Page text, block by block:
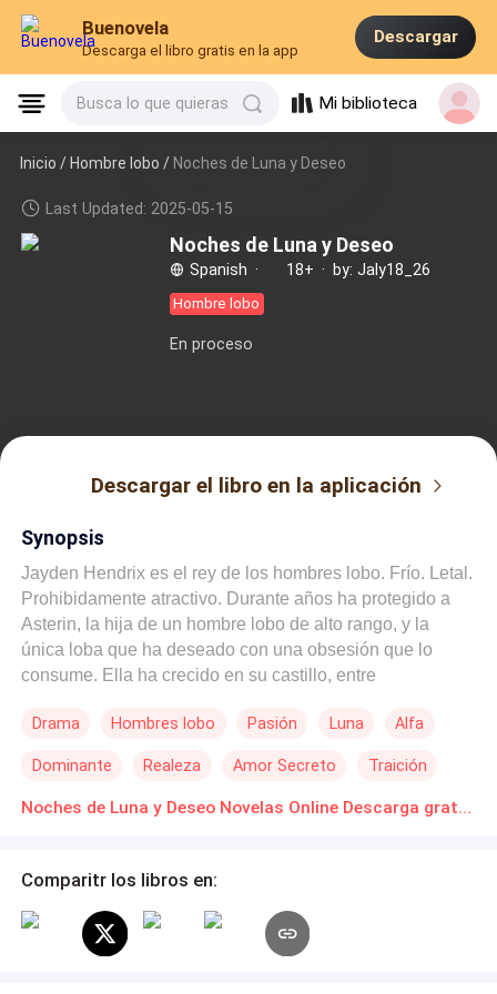
Buenovela
Descarga el libro gratis en la app
Descargar
Busca lo que quieras Mi biblioteca
Inicio /Hombre lobo / Noches de Luna y Deseo
Last Updated: 2025-05-15
Noches de Luna y Deseo
Spanish · 18+ · by: Jaly18_26
Hombre lobo
En proceso
Descargar el libro en la aplicación
Synopsis
Jayden Hendrix es el rey de los hombres lobo. Frío. Letal.
Prohibidamente atractivo. Durante años ha protegido a
Asterin, la hija de un hombre lobo de alto rango, y la
única loba que ha deseado con una obsesión que lo
consume. Ella ha crecido en su castillo, entre
Jayden la vio convertirse en mujer. Una mujer que
que no puede romper: no puede reclamarla hasta que
complete su transformación. Hasta entonces, deberá
cazadores acercándose y la guerra amenazando al reino
delgada. Y cuando la luna los cubra… nadie podrá
detener lo que siempre ha sido inevitable. Él la ha
Drama Hombres lobo Pasión Luna Alfa
Dominante Realeza Amor Secreto Traición
Noches de Luna y Deseo Novelas Online Descarga gratuita de PDF
Comparitr los libros en: